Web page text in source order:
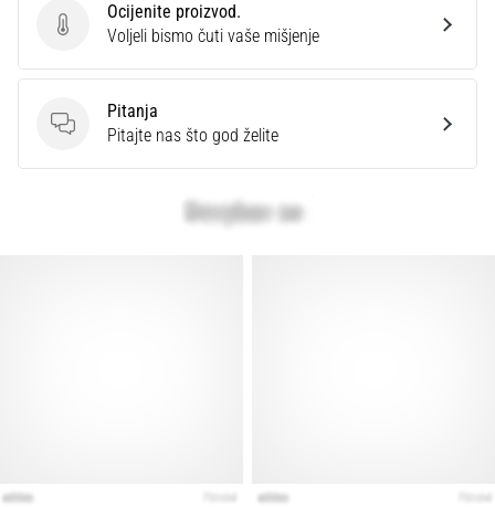
Ocijenite proizvod.
Ocijenite proizvod.
Voljeli bismo čuti vaše mišjenje
Pitanja
Pitanja
Pitajte nas što god želite